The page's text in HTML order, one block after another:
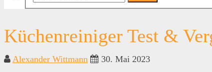
Küchenreiniger Test &
Alexander Wittmann
30. Mai 2023